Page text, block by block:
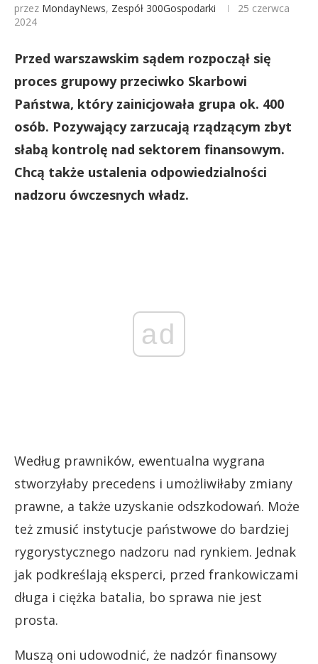
przez MondayNews, Zespół 300Gospodarki
25 czerwca
2024
Przed warszawskim sądem rozpoczął się
proces grupowy przeciwko Skarbowi
Państwa, który zainicjowała grupa ok. 400
osób. Pozywający zarzucają rządzącym zbyt
słabą kontrolę nad sektorem finansowym.
Chcą także ustalenia odpowiedzialności
nadzoru ówczesnych władz.
ad
Według prawników, ewentualna wygrana
stworzyłaby precedens i umożliwiłaby zmiany
prawne, a także uzyskanie odszkodowań. Może
też zmusić instytucje państwowe do bardziej
rygorystycznego nadzoru nad rynkiem. Jednak
jak podkreślają eksperci, przed frankowiczami
długa i ciężka batalia, bo sprawa nie jest
prosta.
Muszą oni udowodnić, że nadzór finansowy